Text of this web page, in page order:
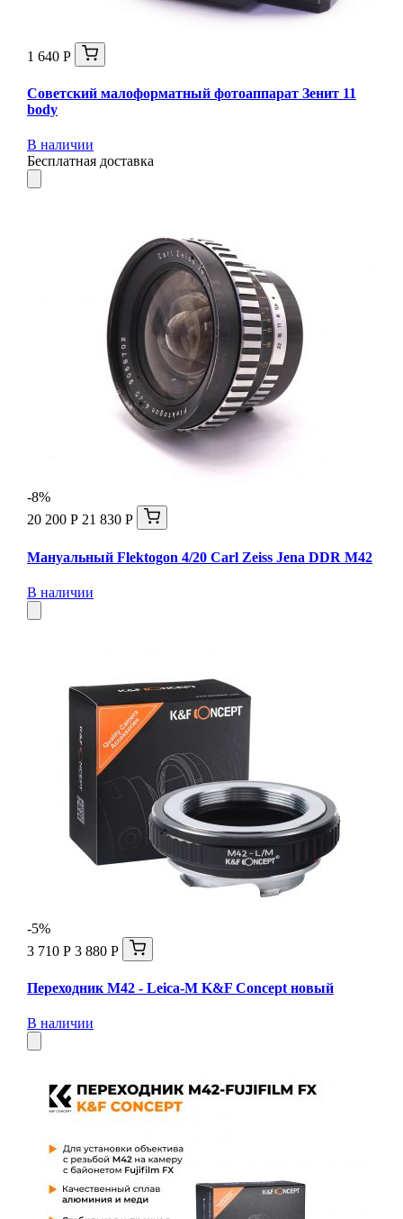
1 640 Р
Советский малоформатный фотоаппарат Зенит 11
body
В наличии
Бесплатная доставка
-8%
20 200 Р 21 830 Р
Мануальный Flektogon 4/20 Carl Zeiss Jena DDR М42
В наличии
-5%
3 710 Р 3 880 Р
Переходник M42 - Leica-M K&F Concept новый
В наличии